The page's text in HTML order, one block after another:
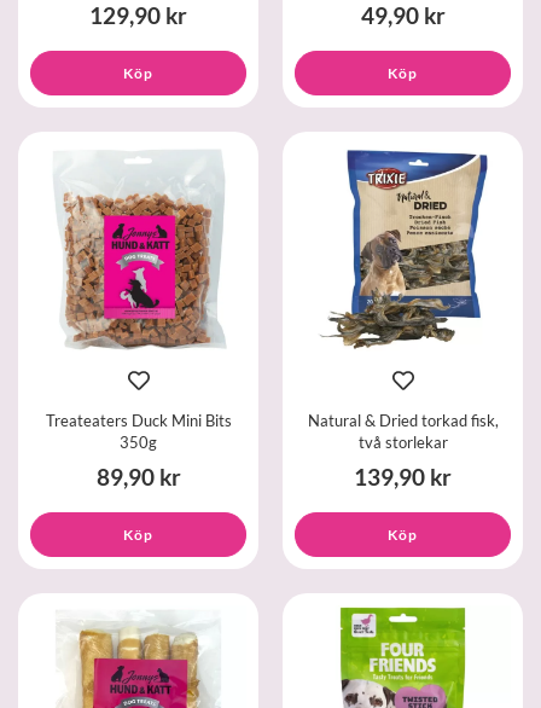
129,90 kr
Köp
49,90 kr
Köp
Treateaters Duck Mini Bits
350g
89,90 kr
Köp
Natural & Dried torkad fisk,
två storlekar
139,90 kr
Köp